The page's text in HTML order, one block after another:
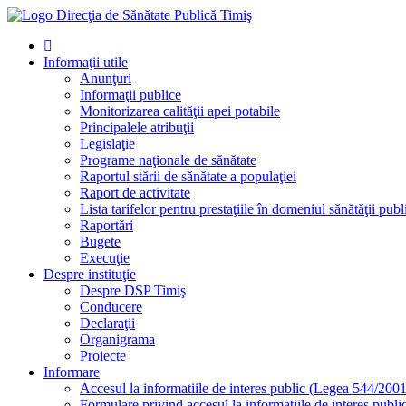
Informaţii utile
Anunţuri
Informaţii publice
Monitorizarea calităţii apei potabile
Principalele atribuţii
Legislaţie
Programe naţionale de sănătate
Raportul stării de sănătate a populaţiei
Raport de activitate
Lista tarifelor pentru prestaţiile în domeniul sănătăţii
Raportări
Bugete
Execuţie
Despre instituţie
Despre DSP Timiş
Conducere
Declaraţii
Organigrama
Proiecte
Informare
Accesul la informatiile de interes public (Legea 544/